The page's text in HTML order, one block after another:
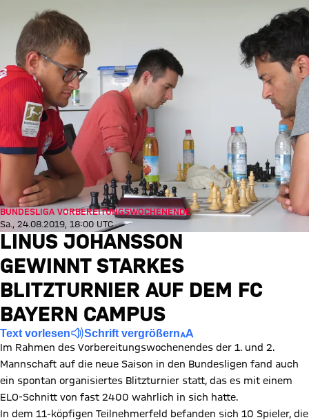
BUNDESLIGA VORBEREITUNGSWOCHENENDE
Sa., 24.08.2019, 18:00 UTC
LINUS JOHANSSON
GEWINNT STARKES
BLITZTURNIER AUF DEM FC
BAYERN CAMPUS
Text vorlesen Schrift vergrößern
Im Rahmen des Vorbereitungswochenendes der 1. und 2.
Mannschaft auf die neue Saison in den Bundesligen fand auch
ein spontan organisiertes Blitzturnier statt, das es mit einem
ELO-Schnitt von fast 2400 wahrlich in sich hatte.
In dem 11-köpfigen Teilnehmerfeld befanden sich 10 Spieler, die